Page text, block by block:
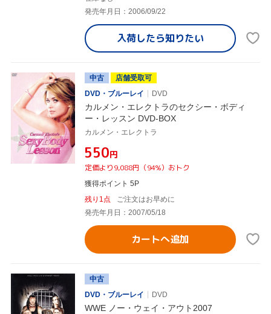
発売年月日：2006/09/22
入荷したら知りたい
中古
店舗受取可
DVD・ブルーレイ
DVD
カルメン・エレクトラのセクシー・ボディ
ー・レッスン DVD-BOX
カルメン・エレクトラ
¥550円
定価より9,088円（94%）おトク
獲得ポイント 5P
残り1点
ご注文はお早めに
発売年月日：2007/05/18
カートへ追加
中古
DVD・ブルーレイ
DVD
WWE ノー・ウェイ・アウト2007